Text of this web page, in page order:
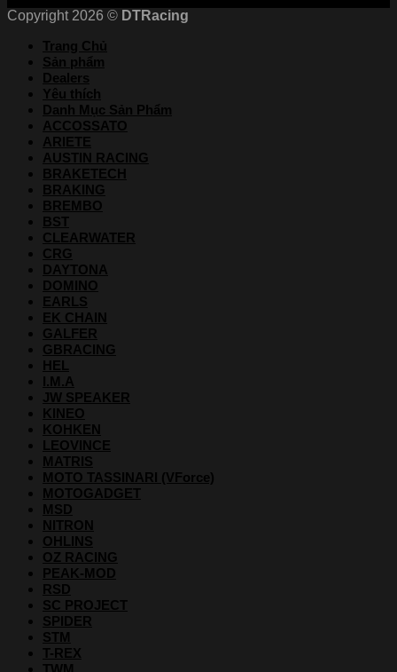
Copyright 2026 © DTRacing
Trang Chủ
Sản phẩm
Dealers
Yêu thích
Danh Mục Sản Phẩm
ACCOSSATO
ARIETE
AUSTIN RACING
BRAKETECH
BRAKING
BREMBO
BST
CLEARWATER
CRG
DAYTONA
DOMINO
EARLS
EK CHAIN
GALFER
GBRACING
HEL
I.M.A
JW SPEAKER
KINEO
KOHKEN
LEOVINCE
MATRIS
MOTO TASSINARI (VForce)
MOTOGADGET
MSD
NITRON
OHLINS
OZ RACING
PEAK-MOD
RSD
SC PROJECT
SPIDER
STM
T-REX